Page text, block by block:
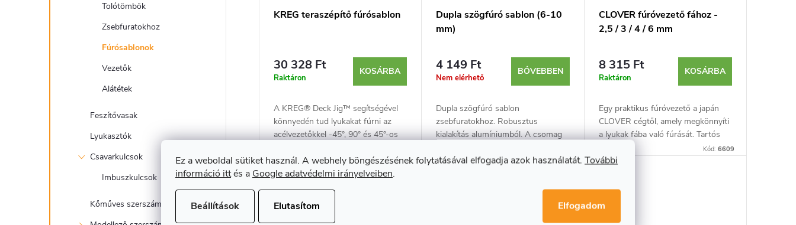
Ez a weboldal sütiket használ. A webhely böngészésének folytatásával elfogadja azok használatát. További
információ ittés a Google adatvédelmi irányelveiben.
Beállítások Elutasítom Elfogadom
Tolótömbök
Zsebfuratokhoz
Fúrósablonok
Vezetők
Alátétek
Feszítővasak
Lyukasztók
Csavarkulcsok
Imbuszkulcsok
Kőműves szerszámok
KREG teraszépítő fúrósablon
30 328 Ft
Raktáron
KOSÁRBA
A KREG® Deck Jig™ segítségével
könnyedén tud lyukakat fúrni az
acélvezetőkkel -45°, 90° és 45°-os
fúrót, imbuszkulcsot, távtartókat
és...
Dupla szögfúró sablon (6-10
mm)
4 149 Ft
Nem elérhető
BŐVEBBEN
Dupla szögfúró sablon
zsebfuratokhoz. Robusztus
kialakítás alumíniumból. A csomag
8 és 10 mm-es méretben.
CLOVER fúróvezető fához -
2,5 / 3 / 4 / 6 mm
8 315 Ft
Raktáron
KOSÁRBA
Egy praktikus fúróvezető a japán
CLOVER cégtől, amely megkönnyíti
a lyukak fába való fúrását. Tartós
műanyagtest csúszó ütközővel és
acéltartozékokkal a 2,5 / 3 / 4 / 6
Kód: 6609